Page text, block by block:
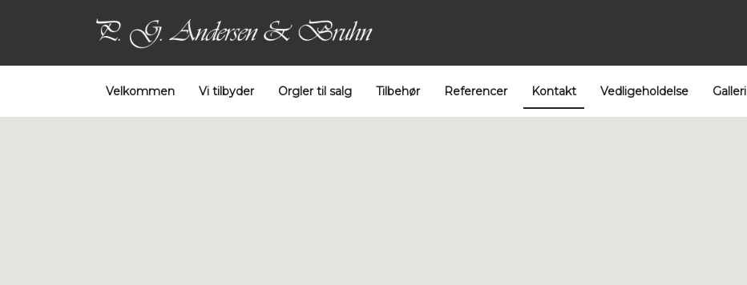
Velkommen Vi tilbyder Orgler til salg Tilbehør Referencer Kontakt Vedligeholdelse Galleri